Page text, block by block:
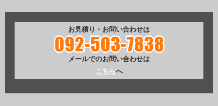
お見積り・お問い合わせは
メールでのお問い合わせは
こちらへ